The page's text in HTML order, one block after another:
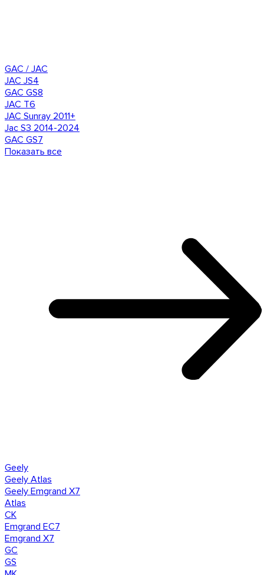
GAC / JAC
JAC JS4
GAC GS8
JAC T6
JAC Sunray 2011+
Jac S3 2014-2024
GAC GS7
Показать все
Geely
Geely Atlas
Geely Emgrand X7
Atlas
CK
Emgrand EC7
Emgrand X7
GC
GS